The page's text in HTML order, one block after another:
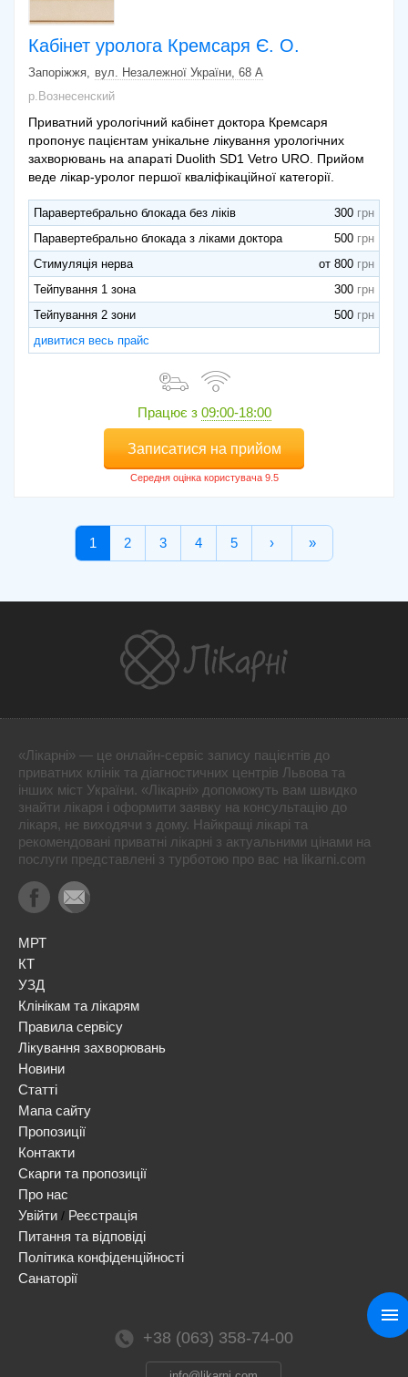
Кабінет уролога Кремсаря Є. О.
Запоріжжя
вул. Незалежної України, 68 А
р.Вознесенский
Приватний урологічний кабінет доктора Кремсаря
пропонує пацієнтам унікальне лікування урологічних
захворювань на апараті Duolith SD1 Vetro URO. Прийом
веде лікар-уролог першої кваліфікаційної категорії.
Паравертебрально блокада без ліків
300
Паравертебрально блокада з ліками доктора
500
Стимуляція нерва
от 800
Тейпування 1 зона
300
Тейпування 2 зони
500
дивитися весь прайс
Працює з 09:00-18:00
Записатися на прийом
1 2 3 4 5 › »
«Лікарні» — це онлайн-сервіс запису пацієнтів до
приватних клінік та діагностичних центрів Львова та
інших міст України. «Лікарні» допоможуть вам швидко
знайти лікаря і оформити заявку на консультацію до
лікаря, не виходячи з дому. Найкращі лікарі та
рекомендовані приватні лікарні з актуальними цінами на
послуги представлені з турботою про вас на likarni.com
МРТ
КТ
УЗД
Клінікам та лікарям
Правила сервісу
Лікування захворювань
Новини
Статті
Мапа сайту
Пропозиції
Контакти
Скарги та пропозиції
Про нас
Увійти / Реєстрація
Питання та відповіді
Політика конфіденційності
Санаторії
+38 (063) 358-74-00